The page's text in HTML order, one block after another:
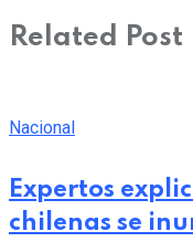
Related Post
Nacional
Expertos
chilenas se